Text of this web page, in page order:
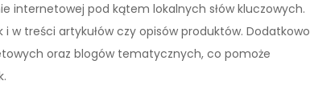
internetowej pod kątem lokalnych słów kluczowych.
w treści artykułów czy opisów produktów. Dodatkowo
oraz blogów tematycznych, co pomoże